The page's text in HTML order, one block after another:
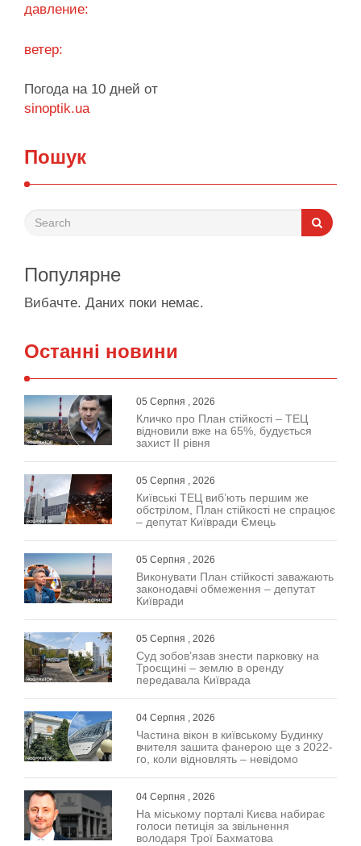
давление:
ветер:
Погода на 10 дней от
sinoptik.ua
Пошук
Популярне
Вибачте. Даних поки немає.
Останні новини
05 Серпня , 2026
Кличко про План стійкості – ТЕЦ
відновили вже на 65%, будується
захист ІІ рівня
05 Серпня , 2026
Київські ТЕЦ виб’ють першим же
обстрілом, План стійкості не спрацює
– депутат Київради Ємець
05 Серпня , 2026
Виконувати План стійкості заважають
законодавчі обмеження – депутат
Київради
05 Серпня , 2026
Суд зобов’язав знести парковку на
Троєщині – землю в оренду
передавала Київрада
04 Серпня , 2026
Частина вікон в київському Будинку
вчителя зашита фанерою ще з 2022-
го, коли відновлять – невідомо
04 Серпня , 2026
На міському порталі Києва набирає
голоси петиція за звільнення
володаря Трої Бахматова